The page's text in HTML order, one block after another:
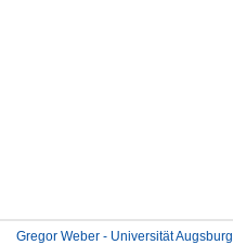
Gregor Weber - Universität Augsburg